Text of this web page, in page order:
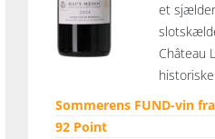
et
Château
Sommerens FUND-vin
92 Point